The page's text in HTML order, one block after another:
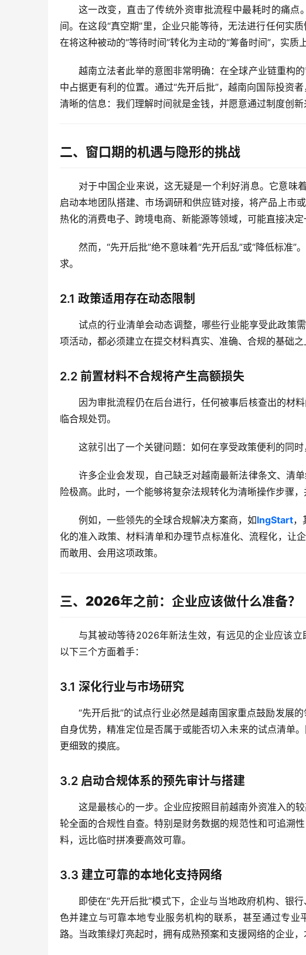
这一改变，直击了传统外资审批流程中最耗时的痛
间。在这段“真空期”里，企业只能等待，无法进行任何实
在将这种被动的“等待时间”转化为主动的“筹备时间”，实质
越南立法者此举的意图非常明确：在全球产业链重构
中占据更有利的位置。通过“先开后批”，越南向国际投资
清晰的信息：我们理解时间就是金钱，并愿意通过制度创新
二、窗口期的机遇与隐形的挑战
对于中国企业来说，这无疑是一个利好消息。它意味
启动本地团队搭建、市场调研和供应链对接，将产品上市
热化的消费电子、跨境电商、新能源等领域，可能直接决定
然而，“先开后批”绝不意味着“先开后乱”或“降低标准
求。
2.1 政策适用存在动态限制
试点的行业清单会动态调整，哪些行业能享受此政策
项活动，都必须建立在提交材料真实、准确、合规的基础之
2.2 前置材料不合规将产生高额损失
因为审批流程仍在后台进行，任何被事后核查出的材
临合规处罚。
这就引出了一个关键问题： 如何在享受政策便利的同
许多企业会发现，自己缺乏对越南最新法律条文、清
险极高。此时，一个能够将复杂法规转化为清晰操作步骤
例如，一些领先的全球合规解决方案商，如lngStart，
化的准入政策、材料清单和办理节点标准化、流程化，让
而敢用、会用这项政策。
三、2026年之前：企业应该做什么准备？
与其被动等待2026年新法生效，有远见的企业应该
以下三个方面着手：
3.1 深化行业与市场研究
“先开后批”的试点行业必然是越南国家重点鼓励发展
自身优势，精准定位是否属于或能否切入未来的试点清单
更细致的摸底。
3.2 启动合规体系的预先审计与搭建
这是最核心的一步。企业应按照目前越南外资准入的
轮全面的合规性自查。特别是财务数据的规范性和可追溯
料，远比临时拼凑要高效可靠。
3.3 建立可靠的本地化支持网络
即使在“先开后批”模式下，企业与当地政府机构、银
色并建立与可靠本地专业服务机构的联系，甚至通过专
路。当政策绿灯亮起时，拥有成熟预案和支援网络的企业，